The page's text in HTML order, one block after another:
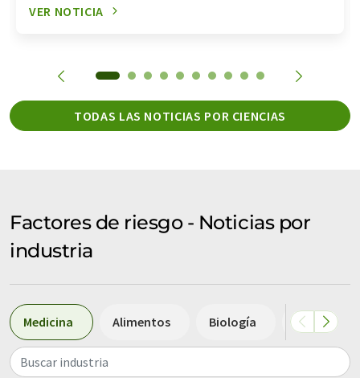
VER NOTICIA
TODAS LAS NOTICIAS POR CIENCIAS
Factores de riesgo - Noticias por
industria
Medicina Alimentos Biología Química
Buscar industria